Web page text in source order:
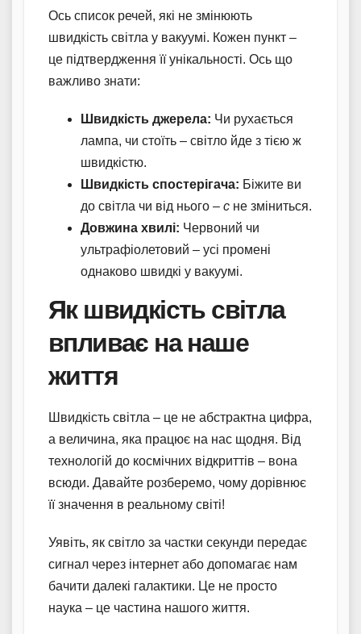
Ось список речей, які не змінюють
швидкість світла у вакуумі. Кожен пункт –
це підтвердження її унікальності. Ось що
важливо знати:
Швидкість джерела: Чи рухається
лампа, чи стоїть – світло йде з тією ж
швидкістю.
Швидкість спостерігача: Біжите ви
до світла чи від нього – c не зміниться.
Довжина хвилі: Червоний чи
ультрафіолетовий – усі промені
однаково швидкі у вакуумі.
Як швидкість світла
впливає на наше
життя
Швидкість світла – це не абстрактна цифра,
а величина, яка працює на нас щодня. Від
технологій до космічних відкриттів – вона
всюди. Давайте розберемо, чому дорівнює
її значення в реальному світі!
Уявіть, як світло за частки секунди передає
сигнал через інтернет або допомагає нам
бачити далекі галактики. Це не просто
наука – це частина нашого життя.